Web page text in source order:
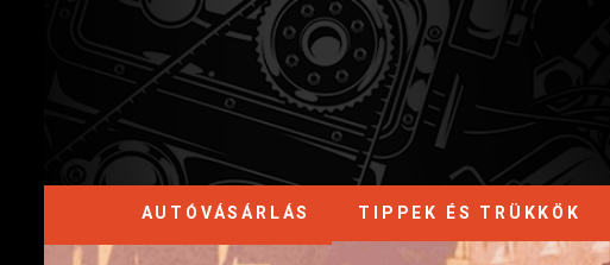
AUTÓVÁSÁRLÁS TIPPEK ÉS TRÜKKÖK